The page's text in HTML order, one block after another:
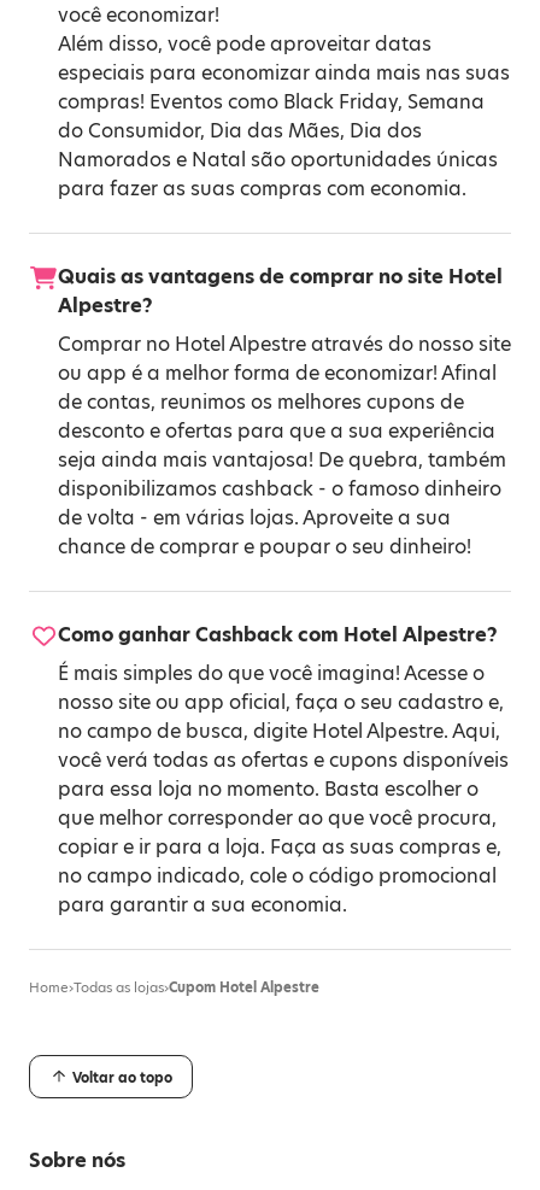
você economizar!
Além disso, você pode aproveitar datas
especiais para economizar ainda mais nas suas
compras! Eventos como Black Friday, Semana
do Consumidor, Dia das Mães, Dia dos
Namorados e Natal são oportunidades únicas
para fazer as suas compras com economia.
Quais as vantagens de comprar no site Hotel
Alpestre?
Comprar no Hotel Alpestre através do nosso site
ou app é a melhor forma de economizar! Afinal
de contas, reunimos os melhores cupons de
desconto e ofertas para que a sua experiência
seja ainda mais vantajosa! De quebra, também
disponibilizamos cashback - o famoso dinheiro
de volta - em várias lojas. Aproveite a sua
chance de comprar e poupar o seu dinheiro!
Como ganhar Cashback com Hotel Alpestre?
É mais simples do que você imagina! Acesse o
nosso site ou app oficial, faça o seu cadastro e,
no campo de busca, digite Hotel Alpestre. Aqui,
você verá todas as ofertas e cupons disponíveis
para essa loja no momento. Basta escolher o
que melhor corresponder ao que você procura,
copiar e ir para a loja. Faça as suas compras e,
no campo indicado, cole o código promocional
para garantir a sua economia.
Home›Todas as lojas›Cupom Hotel Alpestre
Voltar ao topo
Sobre nós